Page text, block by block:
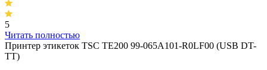
5
Читать полностью
Принтер этикеток TSC TE200 99-065A101-R0LF00 (USB DT-
TT)